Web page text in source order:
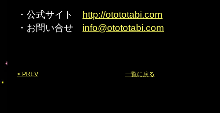
・公式サイト
http://otototabi.com
・お問い合せ info@otototabi.com
< PREV 一覧に戻る